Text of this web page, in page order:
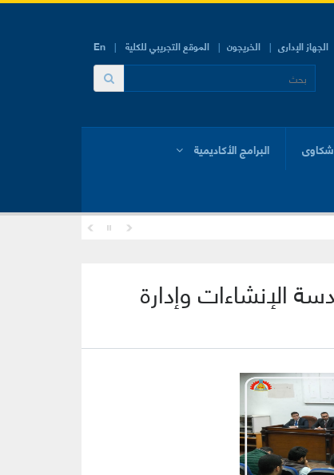
En الجهاز الإدارى الخريجون الموقع التجريبي للكلية
البرامج الأكاديمية
الإنشاءات وإدارة